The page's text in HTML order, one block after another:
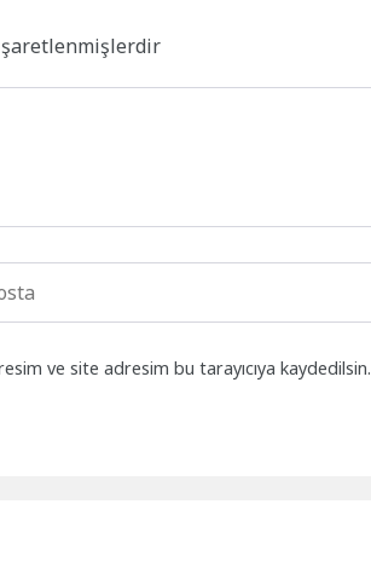
ve site adresim bu tarayıcıya kaydedilsin.